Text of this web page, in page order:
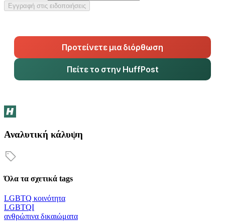
Εγγραφή στις ειδοποιήσεις
Προτείνετε μια διόρθωση
Πείτε το στην HuffPost
Αναλυτική κάλυψη
Όλα τα σχετικά tags
LGBTQ κοινότητα
LGBTQI
ανθρώπινα δικαιώματα